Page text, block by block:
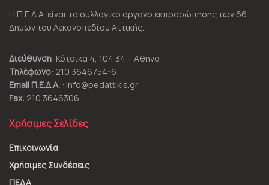
Η Π.Ε.Δ.Α. είναι το συλλογικό όργανο εκπροσώπησης των 66
Δήμων του Λεκανοπεδίου Αττικής.
Διεύθυνση: Κότσικα 4, 104 34 – Αθήνα
Τηλέφωνο: 210 3646754-6
Email Π.Ε.Δ.Α. : info@pedattikis.gr
Fax: 210 3646306
Χρήσιμες Σελίδες
Επικοινωνία
Χρήσιμες Συνδέσεις
ΠΕΔΑ